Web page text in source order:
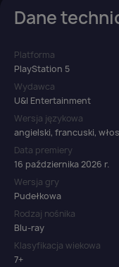
Dane
Platforma
PlayStation 5
Wydawca
U&I Entertainment
Wersja językowa
angielski, francuski,
Data premiery
16 października 2026 r.
Wersja gry
Pudełkowa
Rodzaj nośnika
Blu-ray
Klasyfikacja wiekowa
7+